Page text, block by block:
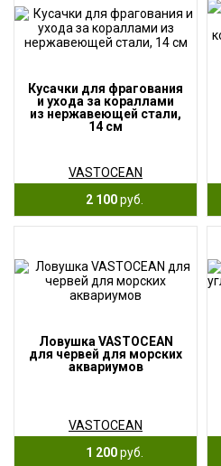
Кусачки для фрагования
и ухода за кораллами
из нержавеющей стали,
14 см
VASTOCEAN
2 100руб.
Ловушка VASTOCEAN
для червей для морских
аквариумов
VASTOCEAN
1 200руб.